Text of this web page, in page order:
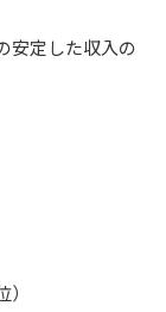
安定した収入の